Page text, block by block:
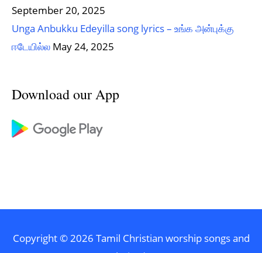
September 20, 2025
Unga Anbukku Edeyilla song lyrics – உங்க அன்புக்கு
ஈடேயில்ல May 24, 2025
Download our App
Copyright © 2026 Tamil Christian worship songs and